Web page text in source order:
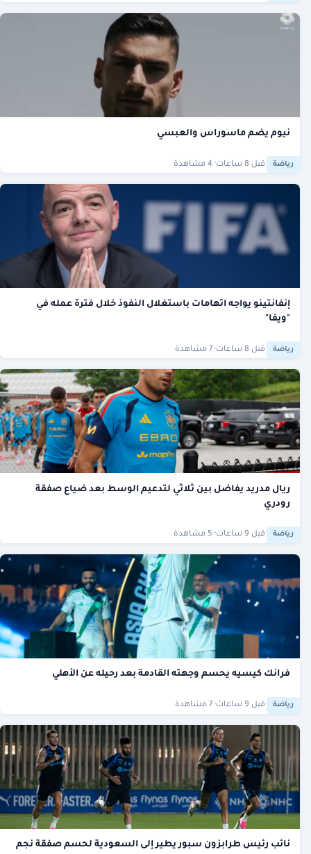
نيوم يضم ماسوراس والعبسي
رياضة قبل 8 ساعات · 4 مشاهدة
إنفانتينو يواجه اتهامات باستغلال النفوذ خلال فترة عمله في
"ويفا"
رياضة قبل 8 ساعات · 7 مشاهدة
ريال مدريد يفاضل بين ثلاثي لتدعيم الوسط بعد ضياع صفقة
رودري
رياضة قبل 9 ساعات · 5 مشاهدة
فرانك كيسيه يحسم وجهته القادمة بعد رحيله عن الأهلي
رياضة قبل 9 ساعات · 7 مشاهدة
نائب رئيس طرابزون سبور يطير إلى السعودية لحسم صفقة نجم